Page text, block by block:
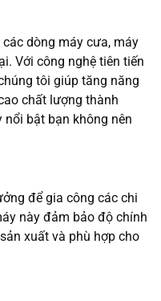
dòng máy cưa, máy
Với công nghệ tiên tiến
tôi giúp tăng năng
chất lượng thành
bật bạn không nên
để gia công các chi
này đảm bảo độ chính
xuất và phù hợp cho